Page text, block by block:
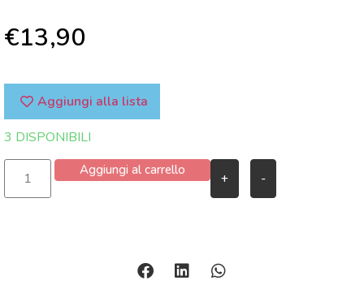
€13,90
Aggiungi alla lista
3 DISPONIBILI
+ -
Aggiungi al carrello